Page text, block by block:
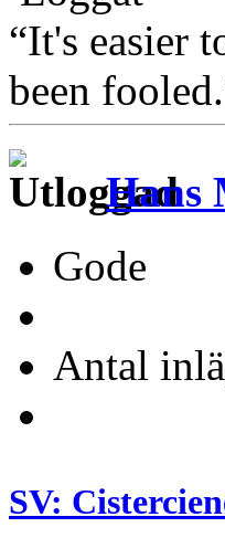
“It's easier
been
Hans
Gode
Antal
SV: